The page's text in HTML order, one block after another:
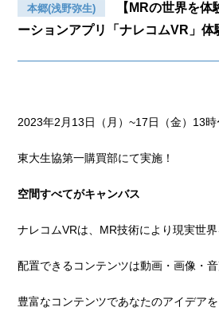
本郷(浅野弥生)
【MRの世界を
ーションアプリ「ナレコムVR」
2023年2月13日（月）~17日（金）13
東大生協第一購買部にて実施！
空間すべてがキャンバス
ナレコムVRは、MR技術により現実世界
配置できるコンテンツは動画・画像・
豊富なコンテンツであなたのアイデアを